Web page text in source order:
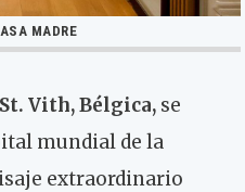
MADRE
St. Vith, Bélgica, se
mundial de la
extraordinario